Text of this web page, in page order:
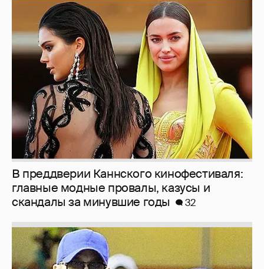
В преддверии Каннского кинофестиваля:
главные модные провалы, казусы и
скандалы за минувшие годы
32